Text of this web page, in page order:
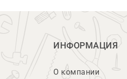
ИНФОРМАЦИЯ
О компании